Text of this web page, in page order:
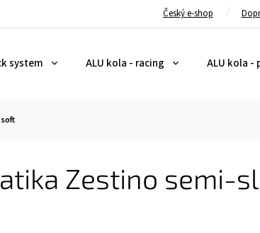
Český e-shop
system ALU kola - racing ALU kola -
Zestino semi-